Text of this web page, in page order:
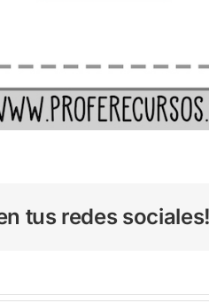
tus redes sociales!